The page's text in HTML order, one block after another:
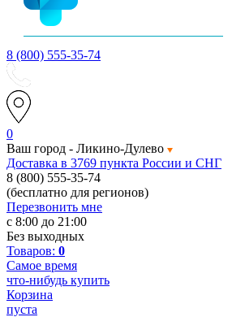
8 (800) 555-35-74
0
Ваш город - Ликино-Дулево
Доставка в 3769 пункта России и СНГ
8 (800) 555-35-74
(бесплатно для регионов)
Перезвонить мне
с 8:00 до 21:00
Без выходных
Товаров: 0
Самое время
что-нибудь купить
Корзина
пуста